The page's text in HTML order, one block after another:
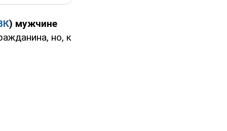
) мужчине
но, к